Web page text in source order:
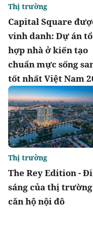
Capital Square
vinh danh: Dự án tổ
hợp nhà ở kiến tạo
chuẩn mực sống
tốt nhất Việt Nam
Thị trường
The Rey Edition -
sáng của thị trường
căn hộ nội đô
Thị trường